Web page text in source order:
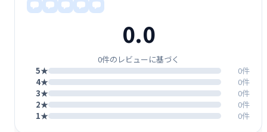
0.0
0件のレビューに基づく
5★
0件
4★
0件
3★
0件
2★
0件
1★
0件